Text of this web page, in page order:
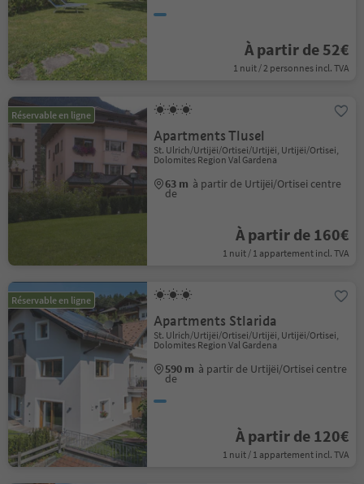
À partir de 52€
1 nuit / 2 personnes incl. TVA
Réservable en ligne
Apartments Tlusel
St. Ulrich/Urtijëi/Ortisei/Urtijëi, Urtijëi/Ortisei,
Dolomites Region Val Gardena
63 m à partir de Urtijëi/Ortisei centre
de
À partir de 160€
1 nuit / 1 appartement incl. TVA
Réservable en ligne
Apartments Stlarida
St. Ulrich/Urtijëi/Ortisei/Urtijëi, Urtijëi/Ortisei,
Dolomites Region Val Gardena
590 m à partir de Urtijëi/Ortisei centre
de
À partir de 120€
1 nuit / 1 appartement incl. TVA